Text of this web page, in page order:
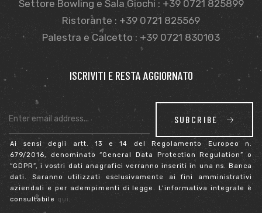
Settore Bowling e Sala Giochi : +39 0721 825899
Ristorante : +39 0721 825569
Palestra e Calcetto : +39 0721 830103
ISCRIVITI E RESTA AGGIORNATO
SUBCRIBE
Ai sensi degli artt. 13 e 14 del Regolamento Europeo n.
679/2016, denominato “General Data Protection Regulation” o
“GDPR”, i vostri dati anagrafici verranno inseriti in una ns. Banca
dati. Saranno utilizzati esclusivamente ai fini amministrativi
aziendali e per adempimenti di legge. L’informativa integrale è
consultabile qui